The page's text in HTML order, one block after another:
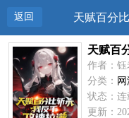
返回 天赋百分
天赋百
作者：钰
分类：
状态：连
更新：